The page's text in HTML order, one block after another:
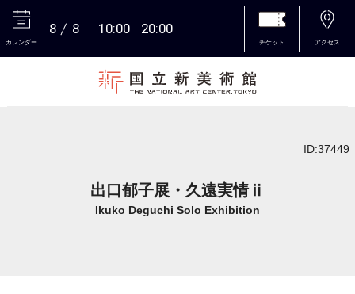
カレンダー
8 8 10:00 20:00
チケット アクセス
ID:37449
出口郁子展・久遠実情ⅱ
Ikuko Deguchi Solo Exhibition